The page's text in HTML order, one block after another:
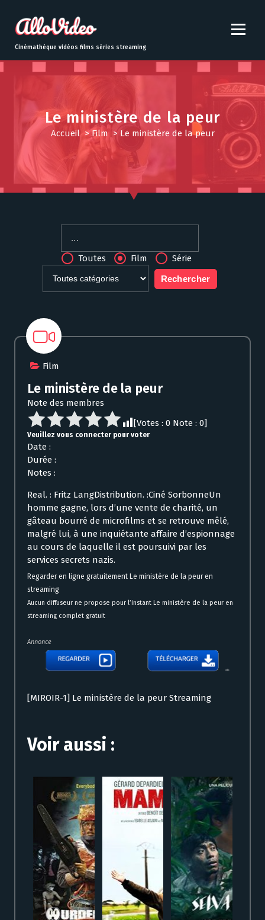
t
o
Cinémathèque vidéos films séries streaming
Le ministère de la peur
Accueil>Film> Le ministère de la peur
Toutes Film Série
Film
Le ministère de la peur
Note des membres
[Votes : 0 Note : 0]
Veuillez vous connecter pour voter
Date :
Durée :
Notes :
Real. : Fritz LangDistribution. :Ciné SorbonneUn
homme gagne, lors d’une vente de charité, un
gâteau bourré de microfilms et se retrouve mêlé,
malgré lui, à une inquiétante affaire d’espionnage
au cours de laquelle il est poursuivi par les
services secrets nazis.
Regarder en ligne gratuitement Le ministère de la peur en
streaming
Aucun diffuseur ne propose pour l’instant Le ministère de la peur en
streaming complet gratuit
Annonce
[MIROIR-1] Le ministère de la peur Streaming
Voir aussi :